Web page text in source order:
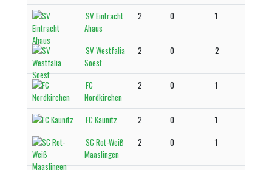
SV Eintracht
Ahaus
2 0 1
SV Westfalia
Soest
2 0 2
FC
Nordkirchen
2 0 1
FC Kaunitz 2 0
1
SC Rot-Weiß
Maaslingen
2 0 1